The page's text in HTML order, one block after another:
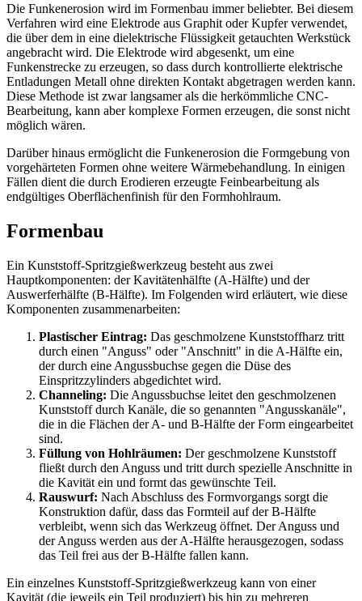
Die Funkenerosion wird im Formenbau immer beliebter. Bei diesem
Verfahren wird eine Elektrode aus Graphit oder Kupfer verwendet,
die über dem in eine dielektrische Flüssigkeit getauchten Werkstück
angebracht wird. Die Elektrode wird abgesenkt, um eine
Funkenstrecke zu erzeugen, so dass durch kontrollierte elektrische
Entladungen Metall ohne direkten Kontakt abgetragen werden kann.
Diese Methode ist zwar langsamer als die herkömmliche CNC-
Bearbeitung, kann aber komplexe Formen erzeugen, die sonst nicht
möglich wären.
Darüber hinaus ermöglicht die Funkenerosion die Formgebung von
vorgehärteten Formen ohne weitere Wärmebehandlung. In einigen
Fällen dient die durch Erodieren erzeugte Feinbearbeitung als
endgültiges Oberflächenfinish für den Formhohlraum.
Formenbau
Ein Kunststoff-Spritzgießwerkzeug besteht aus zwei
Hauptkomponenten: der Kavitätenhälfte (A-Hälfte) und der
Auswerferhälfte (B-Hälfte). Im Folgenden wird erläutert, wie diese
Komponenten zusammenarbeiten:
Plastischer Eintrag: Das geschmolzene Kunststoffharz tritt
durch einen "Anguss" oder "Anschnitt" in die A-Hälfte ein,
der durch eine Angussbuchse gegen die Düse des
Einspritzzylinders abgedichtet wird.
Channeling: Die Angussbuchse leitet den geschmolzenen
Kunststoff durch Kanäle, die so genannten "Angusskanäle",
die in die Flächen der A- und B-Hälfte der Form eingearbeitet
sind.
Füllung von Hohlräumen: Der geschmolzene Kunststoff
fließt durch den Anguss und tritt durch spezielle Anschnitte in
die Kavität ein und formt das gewünschte Teil.
Rauswurf: Nach Abschluss des Formvorgangs sorgt die
Konstruktion dafür, dass das Formteil auf der B-Hälfte
verbleibt, wenn sich das Werkzeug öffnet. Der Anguss und
der Anguss werden aus der A-Hälfte herausgezogen, sodass
das Teil frei aus der B-Hälfte fallen kann.
Ein einzelnes Kunststoff-Spritzgießwerkzeug kann von einer
Kavität (die jeweils ein Teil produziert) bis hin zu mehreren